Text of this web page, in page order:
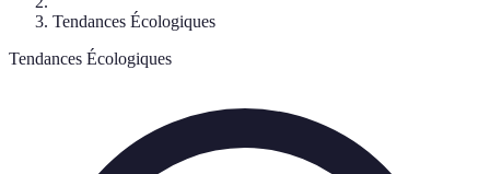
Tendances Écologiques
Tendances Écologiques